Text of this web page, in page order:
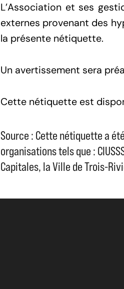
L’Association et ses
externes provenant des
la présente nétiquette.
Un avertissement sera
Cette nétiquette est
Source : Cette nétiquette a
organisations tels que :
Capitales, la Ville de Trois-